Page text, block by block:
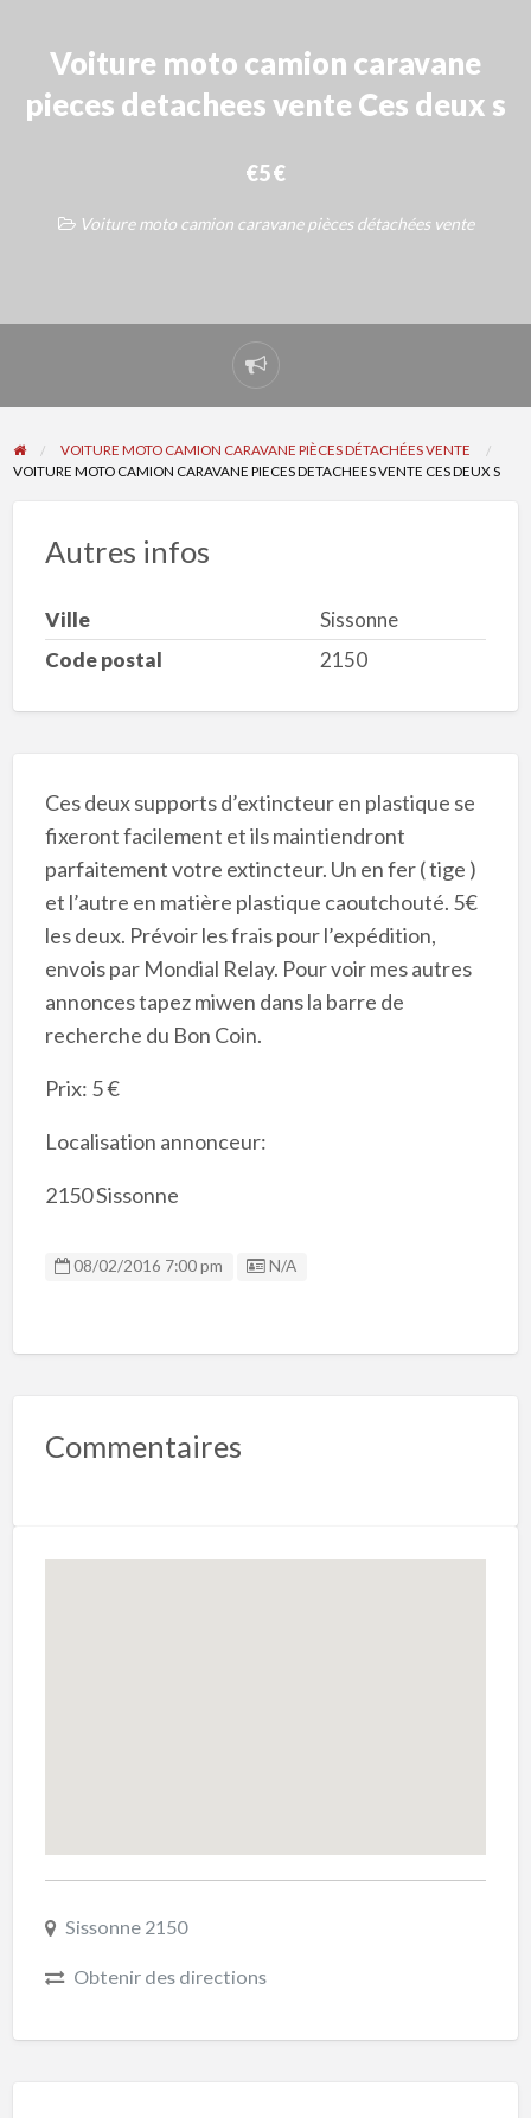
Voiture moto camion caravane
pieces detachees vente Ces deux s
€5 €
Voiture moto camion caravane pièces détachées vente
Signaler
un
problème
VOITURE MOTO CAMION CARAVANE PIÈCES DÉTACHÉES VENTE
VOITURE MOTO CAMION CARAVANE PIECES DETACHEES VENTE CES DEUX S
Autres infos
Ville
Sissonne
Code postal
2150
Ces deux supports d’extincteur en plastique se
fixeront facilement et ils maintiendront
parfaitement votre extincteur. Un en fer ( tige )
et l’autre en matière plastique caoutchouté. 5€
les deux. Prévoir les frais pour l’expédition,
envois par Mondial Relay. Pour voir mes autres
annonces tapez miwen dans la barre de
recherche du Bon Coin.
Prix: 5 €
Localisation annonceur:
2150 Sissonne
08/02/2016 7:00 pm Listing ID
N/A
Commentaires
Sissonne 2150
Obtenir des directions